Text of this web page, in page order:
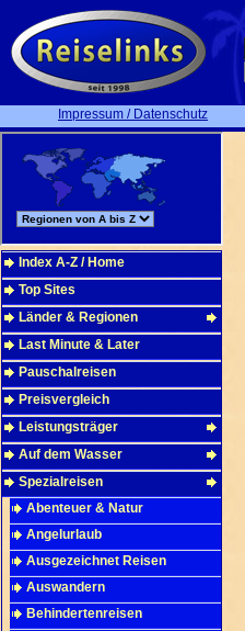
Impressum / Datenschutz
Index A-Z / Home
Top Sites
Länder & Regionen
Last Minute & Later
Pauschalreisen
Preisvergleich
Leistungsträger
Auf dem Wasser
Spezialreisen
Abenteuer & Natur
Angelurlaub
Ausgezeichnet Reisen
Auswandern
Behindertenreisen